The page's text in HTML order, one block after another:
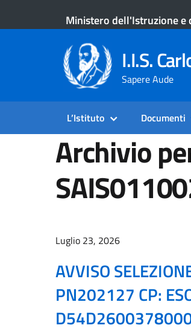
Ministero dell'Istruzione e
I.I.S.
Sapere Aude
L’Istituto Documenti
Archivio
Luglio 23, 2026
AVVISO
PN202127 CP: